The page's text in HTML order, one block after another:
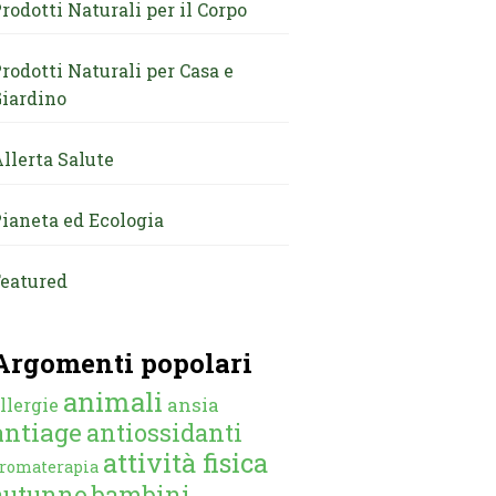
Naturali per il Corpo
Naturali per Casa e
Salute
ed Ecologia
popolari
animali ansia
antiossidanti
attività fisica